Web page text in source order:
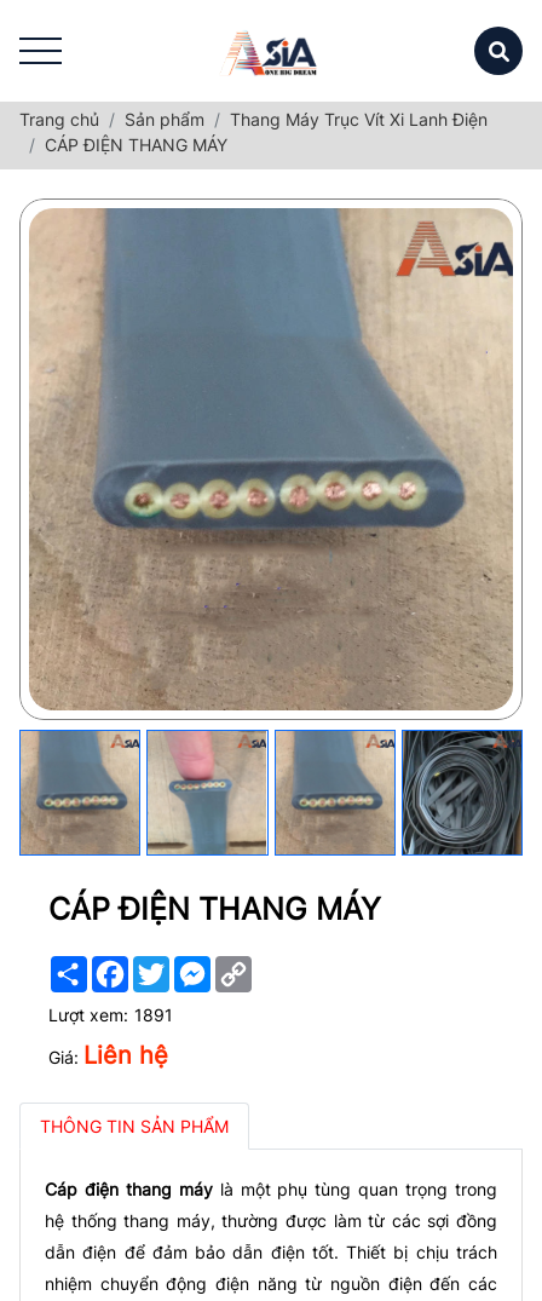
Trang chủ Sản phẩm
Thang Máy Trục Vít Xi Lanh Điện
CÁP ĐIỆN THANG MÁY
CÁP ĐIỆN THANG MÁY
Share Facebook
TwitterMessenger
Lượt xem: 1891
Giá: Liên hệ
THÔNG TIN SẢN PHẨM
Cáp điện thang máylà một phụ tùng quan trọng trong
hệ thống thang máy, thường được làm từ các sợi đồng
dẫn điện để đảm bảo dẫn điện tốt. Thiết bị chịu trách
nhiệm chuyển động điện năng từ nguồn điện đến các